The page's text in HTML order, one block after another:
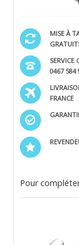
MISE À
SERVICE
0467 584
FRANCE
Pour